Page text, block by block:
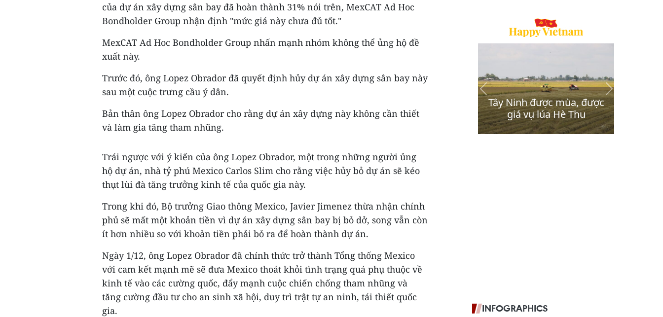
của dự án xây dựng sân bay đã hoàn thành 31% nói trên, MexCAT Ad Hoc
Bondholder Group nhận định "mức giá này chưa đủ tốt."
MexCAT Ad Hoc Bondholder Group nhấn mạnh nhóm không thể ủng hộ đề
xuất này.
Trước đó, ông Lopez Obrador đã quyết định hủy dự án xây dựng sân bay này
sau một cuộc trưng cầu ý dân.
Bản thân ông Lopez Obrador cho rằng dự án xây dựng này không cần thiết
và làm gia tăng tham nhũng.
Trái ngược với ý kiến của ông Lopez Obrador, một trong những người ủng
hộ dự án, nhà tỷ phú Mexico Carlos Slim cho rằng việc hủy bỏ dự án sẽ kéo
thụt lùi đà tăng trưởng kinh tế của quốc gia này.
Trong khi đó, Bộ trưởng Giao thông Mexico, Javier Jimenez thừa nhận chính
phủ sẽ mất một khoản tiền vì dự án xây dựng sân bay bị bỏ dở, song vẫn còn
ít hơn nhiều so với khoản tiền phải bỏ ra để hoàn thành dự án.
Ngày 1/12, ông Lopez Obrador đã chính thức trở thành Tổng thống Mexico
với cam kết mạnh mẽ sẽ đưa Mexico thoát khỏi tình trạng quá phụ thuộc về
kinh tế vào các cường quốc, đẩy mạnh cuộc chiến chống tham nhũng và
tăng cường đầu tư cho an sinh xã hội, duy trì trật tự an ninh, tái thiết quốc
gia.
INFOGRAPHICS